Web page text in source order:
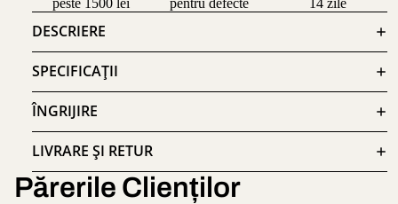
DESCRIERE
SPECIFICAȚII
ÎNGRIJIRE
LIVRARE ȘI RETUR
Părerile Clienților